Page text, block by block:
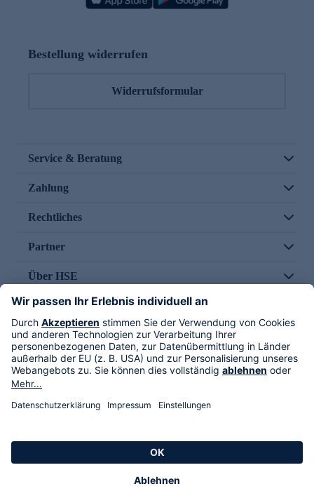
Bestellung widerrufen
Widerrufsformular
Service & Beratung
Zahlung
Rechtliches
Partner
Über HSE
Im TV
HSE International